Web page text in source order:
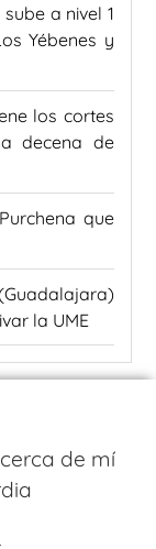
a nivel 1
Yébenes y
los cortes
decena de
que
la UME
de mí